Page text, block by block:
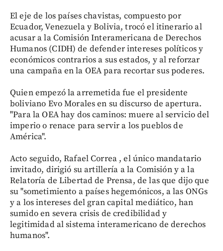
El eje de los países chavistas, compuesto por
Ecuador, Venezuela y Bolivia, trocó el itinerario al
acusar a la Comisión Interamericana de Derechos
Humanos (CIDH) de defender intereses políticos y
económicos contrarios a sus estados, y al reforzar
una campaña en la OEA para recortar sus poderes.
Quien empezó la arremetida fue el presidente
boliviano Evo Morales en su discurso de apertura.
"Para la OEA hay dos caminos: muere al servicio del
imperio o renace para servir a los pueblos de
América".
Acto seguido, Rafael Correa , el único mandatario
invitado, dirigió su artillería a la Comisión y a la
Relatoría de Libertad de Prensa, de las que dijo que
su "sometimiento a países hegemónicos, a las ONGs
y a los intereses del gran capital mediático, han
sumido en severa crisis de credibilidad y
legitimidad al sistema interamericano de derechos
humanos".